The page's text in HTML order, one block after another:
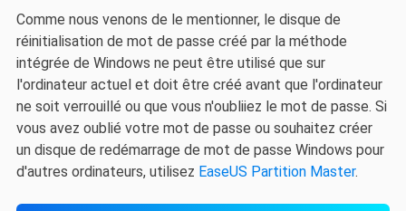
Comme nous venons de le mentionner, le disque de
réinitialisation de mot de passe créé par la méthode
intégrée de Windows ne peut être utilisé que sur
l'ordinateur actuel et doit être créé avant que l'ordinateur
ne soit verrouillé ou que vous n'oubliiez le mot de passe. Si
vous avez oublié votre mot de passe ou souhaitez créer
un disque de redémarrage de mot de passe Windows pour
d'autres ordinateurs, utilisez EaseUS Partition Master.